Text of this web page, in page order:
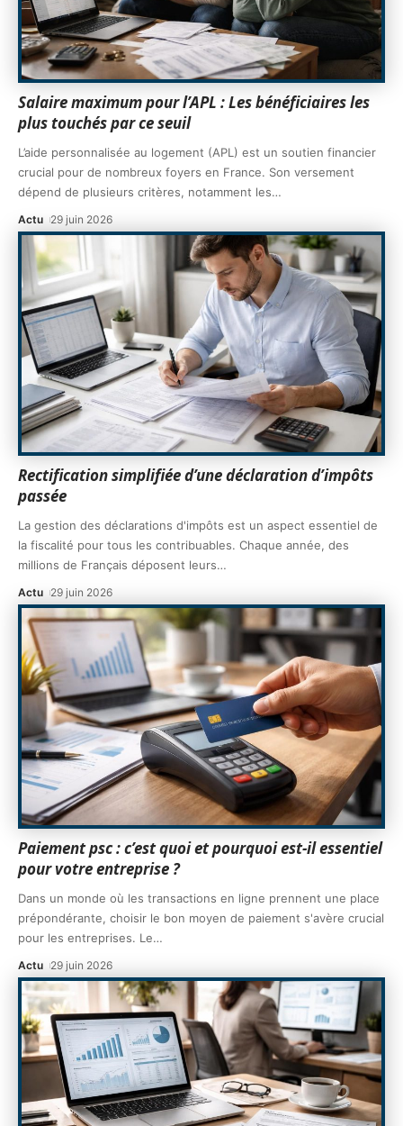
Salaire maximum pour l’APL : Les bénéficiaires les
plus touchés par ce seuil
L’aide personnalisée au logement (APL) est un soutien financier
crucial pour de nombreux foyers en France. Son versement
dépend de plusieurs critères, notamment les…
Actu 29 juin 2026
Rectification simplifiée d’une déclaration d’impôts
passée
La gestion des déclarations d'impôts est un aspect essentiel de
la fiscalité pour tous les contribuables. Chaque année, des
millions de Français déposent leurs…
Actu 29 juin 2026
Paiement psc : c’est quoi et pourquoi est-il essentiel
pour votre entreprise ?
Dans un monde où les transactions en ligne prennent une place
prépondérante, choisir le bon moyen de paiement s'avère crucial
pour les entreprises. Le…
Actu 29 juin 2026